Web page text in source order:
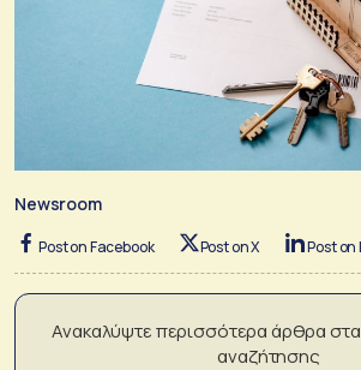
Newsroom
Post on Facebook Post on X Post on
Ανακαλύψτε περισσότερα άρθρα
αναζήτησης